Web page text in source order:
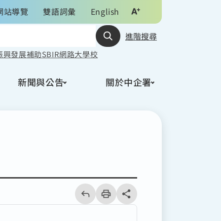
站導覽 雙語詞彙 English
進階搜尋
興發展補助SBIR網路大學校
新聞與公告 關於中企署
回
上
一
頁
列
印
share分享按鈕